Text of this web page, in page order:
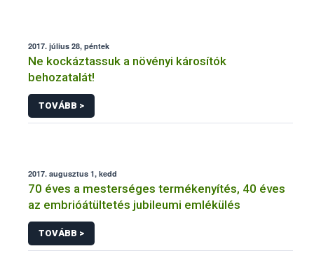
2017. július 28, péntek
Ne kockáztassuk a növényi károsítók
behozatalát!
TOVÁBB >
2017. augusztus 1, kedd
70 éves a mesterséges termékenyítés, 40 éves
az embrióátültetés jubileumi emlékülés
TOVÁBB >